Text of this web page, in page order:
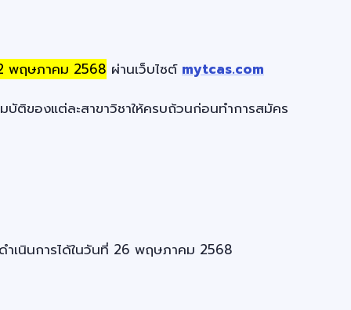
พฤษภาคม 2568 ผ่านเว็บไซต์ mytcas.com
ของแต่ละสาขาวิชาให้ครบถ้วนก่อนทำการสมัคร
เนินการได้ในวันที่ 26 พฤษภาคม 2568